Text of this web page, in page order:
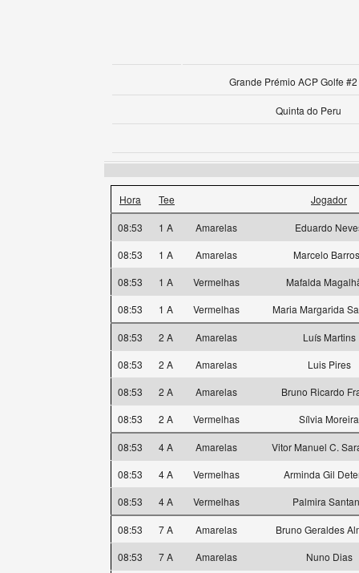
Grande Prémio ACP Golfe
Quinta do Peru
Hora Tee Jogador
08:53 1 A Amarelas
Eduardo
08:53
1 A Amarelas
Marcelo
08:53
1 A Vermelhas
Mafalda
08:53
1 A Vermelhas Maria Margarida
08:53 2 A Amarelas
Luís Martins
08:53
2 A Amarelas
Luis Pires
08:53
2 A Amarelas
Bruno Ricardo
08:53
2 A Vermelhas Sílvia Moreira
08:53 4 A Amarelas
Vitor Manuel C.
08:53
4 A Vermelhas
Arminda Gil
08:53
4 A Vermelhas Palmira
08:53 7 A Amarelas
Bruno Geraldes
08:53
7 A Amarelas
Nuno Dias